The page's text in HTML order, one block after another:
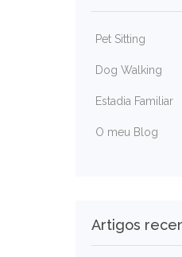
Pet Sitting
Dog Walking
Estadia Familiar
O meu Blog
Artigos